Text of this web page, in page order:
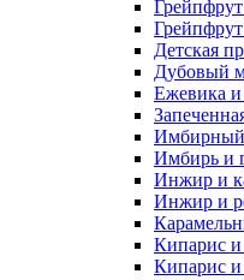
Детская
Дубовый
Ежевика и
Имбирь и
Инжир и
Инжир и
Кипарис и
Кипарис и